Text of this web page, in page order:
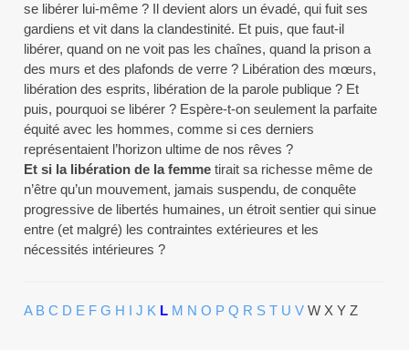
se libérer lui-même ? Il devient alors un évadé, qui fuit ses
gardiens et vit dans la clandestinité. Et puis, que faut-il
libérer, quand on ne voit pas les chaînes, quand la prison a
des murs et des plafonds de verre ? Libération des mœurs,
libération des esprits, libération de la parole publique ? Et
puis, pourquoi se libérer ? Espère-t-on seulement la parfaite
équité avec les hommes, comme si ces derniers
représentaient l’horizon ultime de nos rêves ?
Et si la libération de la femme tirait sa richesse même de
n’être qu’un mouvement, jamais suspendu, de conquête
progressive de libertés humaines, un étroit sentier qui sinue
entre (et malgré) les contraintes extérieures et les
nécessités intérieures ?
A B C D E F G H I J K L M N O P Q R S T U V W X Y Z